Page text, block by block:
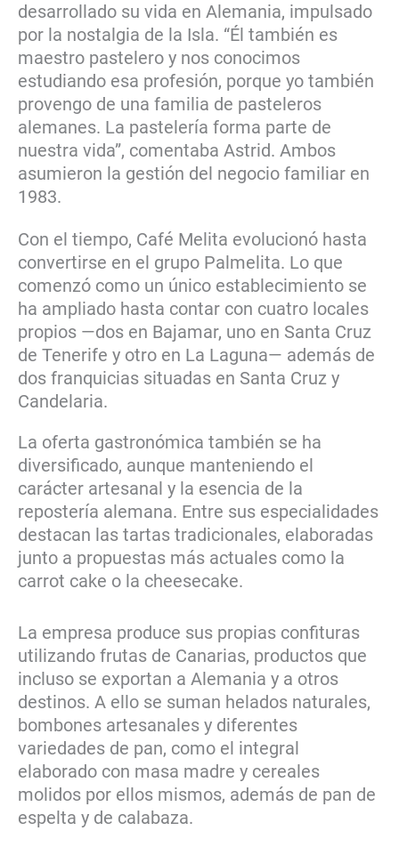
desarrollado su vida en Alemania, impulsado
por la nostalgia de la Isla. “Él también es
maestro pastelero y nos conocimos
estudiando esa profesión, porque yo también
provengo de una familia de pasteleros
alemanes. La pastelería forma parte de
nuestra vida”, comentaba Astrid. Ambos
asumieron la gestión del negocio familiar en
1983.
Con el tiempo, Café Melita evolucionó hasta
convertirse en el grupo Palmelita. Lo que
comenzó como un único establecimiento se
ha ampliado hasta contar con cuatro locales
propios —dos en Bajamar, uno en Santa Cruz
de Tenerife y otro en La Laguna— además de
dos franquicias situadas en Santa Cruz y
Candelaria.
La oferta gastronómica también se ha
diversificado, aunque manteniendo el
carácter artesanal y la esencia de la
repostería alemana. Entre sus especialidades
destacan las tartas tradicionales, elaboradas
junto a propuestas más actuales como la
carrot cake o la cheesecake.
La empresa produce sus propias confituras
utilizando frutas de Canarias, productos que
incluso se exportan a Alemania y a otros
destinos. A ello se suman helados naturales,
bombones artesanales y diferentes
variedades de pan, como el integral
elaborado con masa madre y cereales
molidos por ellos mismos, además de pan de
espelta y de calabaza.